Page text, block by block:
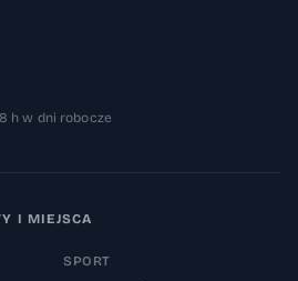
h w dni robocze
I MIEJSCA
SPORT